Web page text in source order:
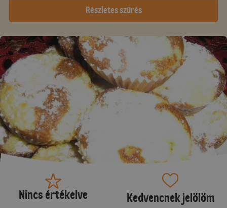
Részletes szűrés
Nincs értékelve Kedvencnek jelölöm